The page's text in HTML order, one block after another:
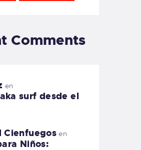
Comments
en
surf desde el
Cienfuegos en
Niños: